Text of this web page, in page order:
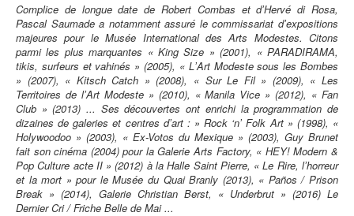
Complice de longue date de Robert Combas et dʼHervé di Rosa,
Pascal Saumade a notamment assuré le commissariat dʼexpositions
majeures pour le Musée International des Arts Modestes. Citons
parmi les plus marquantes « King Size » (2001), « PARADIRAMA,
tikis, surfeurs et vahinés » (2005), « LʼArt Modeste sous les Bombes
» (2007), « Kitsch Catch » (2008), « Sur Le Fil » (2009), « Les
Territoires de lʼArt Modeste » (2010), « Manila Vice » (2012), « Fan
Club » (2013) ... Ses découvertes ont enrichi la programmation de
dizaines de galeries et centres dʼart : » Rock ‘nʼ Folk Art » (1998), «
Holywoodoo » (2003), « Ex-Votos du Mexique » (2003), Guy Brunet
fait son cinéma (2004) pour la Galerie Arts Factory, « HEY! Modern &
Pop Culture acte II » (2012) à la Halle Saint Pierre, « Le Rire, lʼhorreur
et la mort » pour le Musée du Quai Branly (2013), « Paños / Prison
Break » (2014), Galerie Christian Berst, « Underbrut » (2016) Le
Dernier Cri / Friche Belle de Mai ...